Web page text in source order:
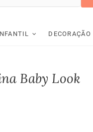
DECORAÇÃO
Baby Look